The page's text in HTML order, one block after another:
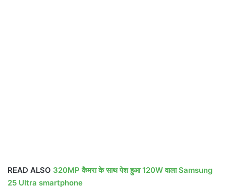
READ ALSO 320MP कैमरा के साथ पेश हुआ 120W वाला Samsung
25 Ultra smartphone